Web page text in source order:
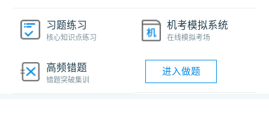
习题练习
核心知识点练习
机考模拟系统
在线模拟考场
高频错题
错题突破集训
进入做题